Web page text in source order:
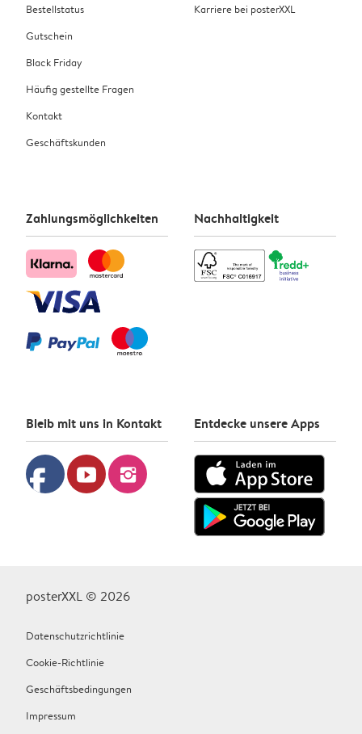
Bestellstatus
Gutschein
Black Friday
Häufig gestellte Fragen
Kontakt
Geschäftskunden
Karriere bei posterXXL
Zahlungsmöglichkeiten Nachhaltigkeit
Bleib mit uns in Kontakt
facebook youtube instagram
Entdecke unsere Apps
posterXXL © 2026
Datenschutzrichtlinie
Cookie-Richtlinie
Geschäftsbedingungen
Impressum